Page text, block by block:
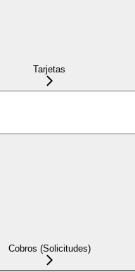
Tarjetas
Cobros (Solicitudes)